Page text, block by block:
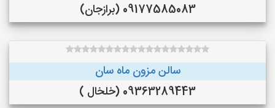
09177585083 (برازجان)
سالن مزون ماه سان
09363289443 (خلخال )